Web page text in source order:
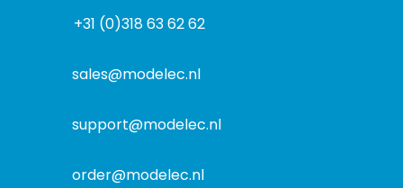
r
s
o
m
+31 (0)318 63 62 62
sales@modelec.nl
support@modelec.nl
order@modelec.nl